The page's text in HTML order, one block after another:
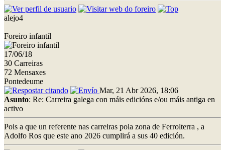
alejo4
Foreiro infantil
17/06/18
30 Carreiras
72 Mensaxes
Pontedeume
Mar, 21 Abr 2026, 18:06
Asunto: Re: Carreira galega con máis edicións e/ou máis antiga en
activo
Pois a que un referente nas carreiras pola zona de Ferrolterra , a
Adolfo Ros que este ano 2026 cumplirá a sus 40 edición.